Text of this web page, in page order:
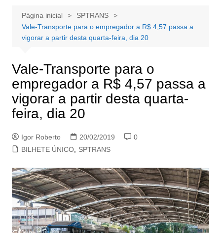
Página inicial
SPTRANS
Vale-Transporte para o empregador a R$ 4,57 passa a
vigorar a partir desta quarta-feira, dia 20
Vale-Transporte para o
empregador a R$ 4,57 passa a
vigorar a partir desta quarta-
feira, dia 20
Igor Roberto 20/02/2019
0
BILHETE ÚNICO, SPTRANS